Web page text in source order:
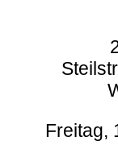
Freitag,